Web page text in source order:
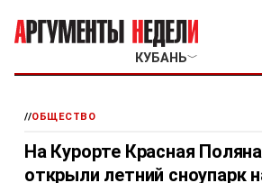
КУБАНЬ﹀
//ОБЩЕСТВО
На Курорте Красная
открыли летний сноупарк